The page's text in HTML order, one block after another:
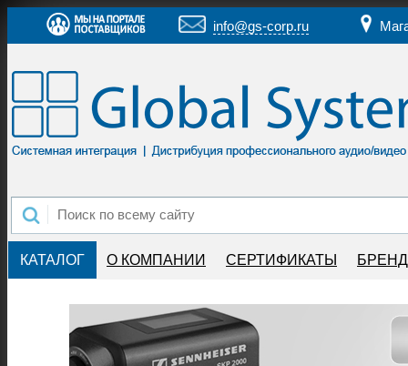
info@gs-corp.ru
КАТАЛОГ О КОМПАНИИ СЕРТИФИКАТЫ